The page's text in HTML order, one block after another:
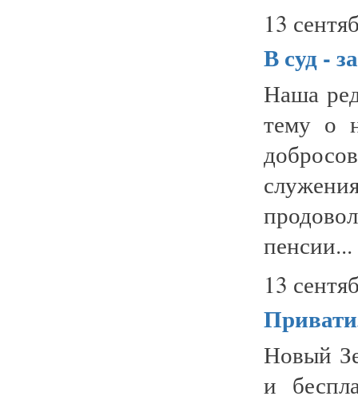
13
В суд -
Наша
тему о
пенсии...
13
Новый
и